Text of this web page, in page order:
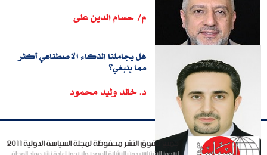
م/ حسام الدين على
هل يجاملنا الذكاء الاصطناعي أكثر
مما ينبغي؟
د. خالد وليد محمود